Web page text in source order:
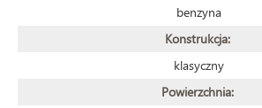
benzyna
Konstrukcja:
klasyczny
Powierzchnia: